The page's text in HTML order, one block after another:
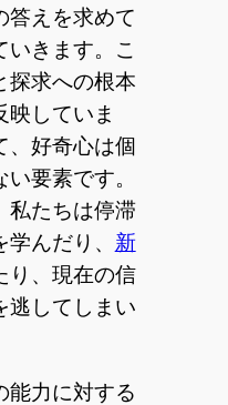
答えを求めて
いきます。こ
探求への根本
映していま
、好奇心は個
要素です。
私たちは停滞
んだり、 新
り、現在の信
逃してしまい
能力に対する